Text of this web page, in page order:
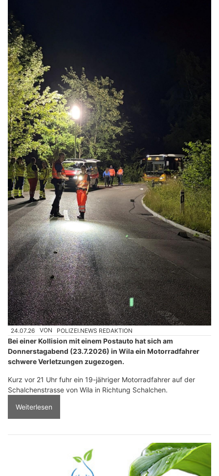
24.07.26 VON POLIZEI.NEWS REDAKTION
Bei einer Kollision mit einem Postauto hat sich am
Donnerstagabend (23.7.2026) in Wila ein Motorradfahrer
schwere Verletzungen zugezogen.
Kurz vor 21 Uhr fuhr ein 19-jähriger Motorradfahrer auf der
Schalchenstrasse von Wila in Richtung Schalchen.
Weiterlesen